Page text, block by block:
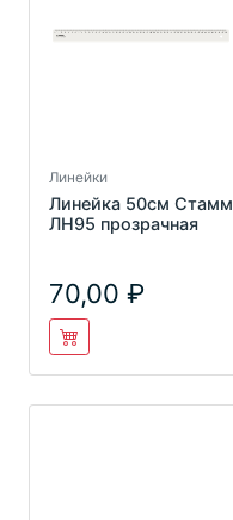
Линейки
Линейка 50см Стамм
ЛН95 прозрачная
70,00